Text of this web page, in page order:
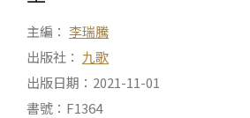
主編： 李瑞騰
出版社： 九歌
出版日期：2021-11-01
書號：F1364